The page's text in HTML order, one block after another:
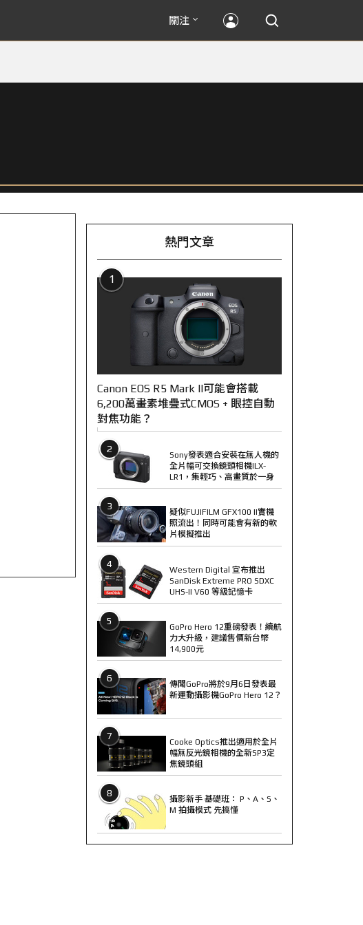
關注
熱門文章
1
Canon EOS R5 Mark II可能會搭載
6,200萬畫素堆疊式CMOS + 眼控自動
對焦功能？
2
Sony發表適合安裝在無人機的
全片幅可交換鏡頭相機ILX-
LR1，集輕巧、高畫質於一身
3
疑似FUJIFILM GFX100 II實機
照流出！同時可能會有新的軟
片模擬推出
4
Western Digital 宣布推出
SanDisk Extreme PRO SDXC
UHS-II V60 等級記憶卡
5
GoPro Hero 12重磅發表！續航
力大升級，建議售價新台幣
14,900元
6
傳聞GoPro將於9月6日發表最
新運動攝影機GoPro Hero 12？
7
Cooke Optics推出適用於全片
幅無反光鏡相機的全新SP3定
焦鏡頭組
8
攝影新手 基礎班： P、A、S、
M 拍攝模式 先搞懂